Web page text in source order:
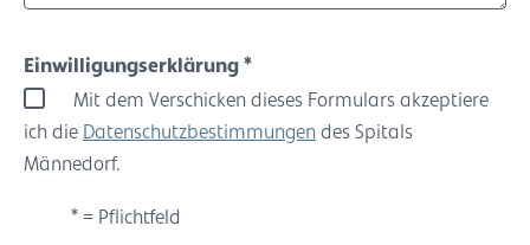
Einwilligungserklärung *
Mit dem Verschicken dieses Formulars akzeptiere
ich die Datenschutzbestimmungen des Spitals
Männedorf.
* = Pflichtfeld